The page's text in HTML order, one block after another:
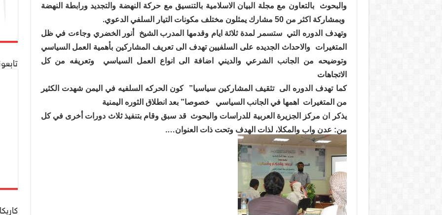
والبحوث
بالتعاون مع مجلة البيان الاسلامية بالتنسيق مع حركة النهضة والتجديد ورابطة النهضة
وبمشاركة اكثر من 50 مشارك يمثلون مختلف مكونات التيار السلفي الدعوي.
وتهدف الدوره التي
ستسمر لمدة ثلاثة ايام وقدمها المدرب الشيخ
أنور الخضري وجاءت في ظل
المتغيرات
والاحداث الجديده على السلفيين تهدف الى تعريف المشاركين بأهمية العمل السياسي
وتوضيحه من الجانب الشرعي والديني اضافة الى انواع العمل السياسي
وتعريفه من كل
الاتجاهات
كما تهدف الدوره الى
تثقيف المشاركين سياسيا”
كون الحركه السلفيه في اليمن شهدت الكثير
من المتغيرات
اهمها في الجانب السياسي
خصوصا” بعد انطلاق الثوره اليمنية
يذكر ان مركز الجزيرة العربية للدراسات والبحوث قد سبق وقام بتنفيذ ثلاث دورات أخرى في كل
من: عدن واب والمكلا، لذات الهدف وتحت ذات العنوان….